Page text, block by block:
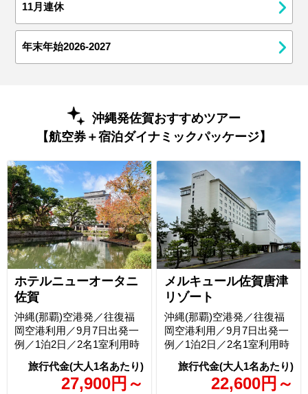
11月連休
年末年始2026-2027
沖縄発佐賀おすすめツアー
【航空券＋宿泊ダイナミックパッケージ】
ホテルニューオータニ
佐賀
27,900円 ～
沖縄(那覇)空港発／往復福
岡空港利用／9月7日出発一
例／1泊2日／2名1室利用時
メルキュール佐賀唐津
リゾート
22,600円 ～
沖縄(那覇)空港発／往復福
岡空港利用／9月7日出発一
例／1泊2日／2名1室利用時